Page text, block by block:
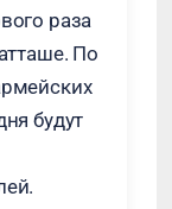
раза
По
будут